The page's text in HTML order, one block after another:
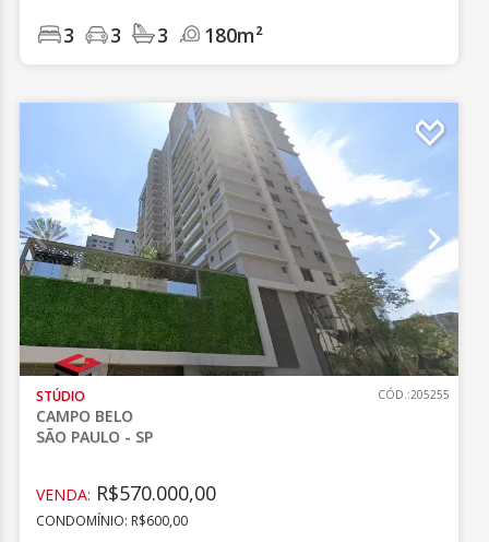
3 3 3 180m²
STÚDIO
CAMPO BELO
SÃO PAULO - SP
CÓD.:205255
VENDA: R$570.000,00
CONDOMÍNIO: R$600,00